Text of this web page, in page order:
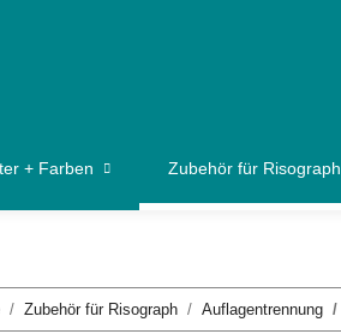
+ Farben Zubehör für Risograph
Zubehör für Risograph Auflagentrennung